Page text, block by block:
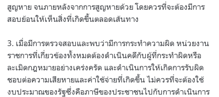
สูญหาย จนภายหลังจากการสูญหายด้วย โดยควรที่จะต้องมีการ
สอบย้อนให้เห็นสิ่งที่เกิดขึ้นตลอดเส้นทาง
3. เมื่อมีการตรวจสอบและพบว่ามีการกระทำความผิด หน่วยงาน
ราชการที่เกี่ยวข้องทั้งหมดต้องดำเนินคดีกับผู้ที่กระทำผิดหรือ
ละเมิดกฎหมายอย่างเคร่งครัด และดำเนินการให้เกิดการรับผิด
ชอบต่อความเสียหายและค่าใช้จ่ายที่เกิดขึ้น ไม่ควรที่จะต้องใช้
งบประมาณของรัฐซึ่งคือภาษีของประชาชนไปกับการดำเนินการ